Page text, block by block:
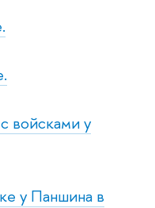
войсками у
у Паншина в